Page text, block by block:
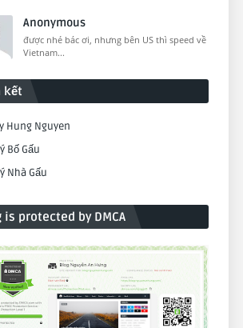
Anonymous
được nhé bác ơi, nhưng bên US thì speed về
Vietnam...
kết
Hung Nguyen
Bố Gấu
Nhà Gấu
is protected by DMCA